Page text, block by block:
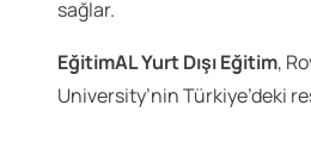
sağlar.
EğitimAL Yurt Dışı Eğitim,
University’nin Türkiye’deki